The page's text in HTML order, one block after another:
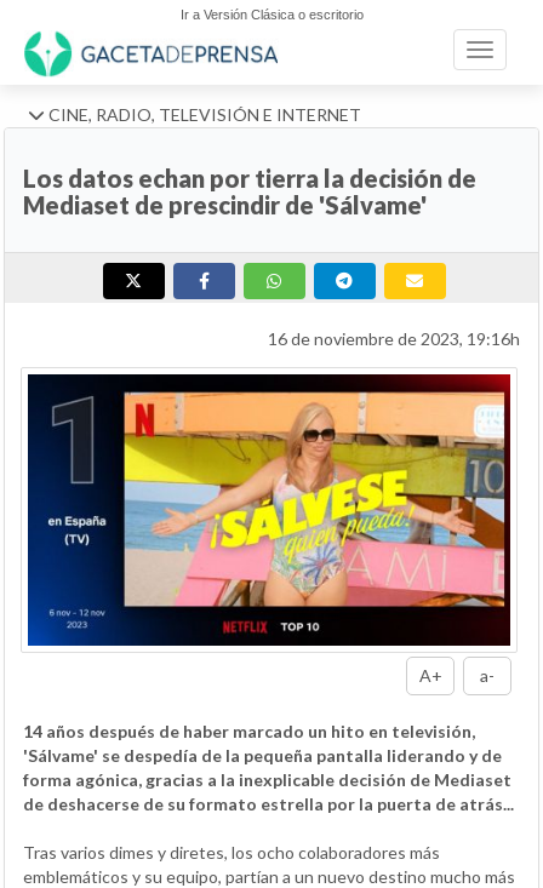
Ir a Versión Clásica o escritorio
Toggle
CINE, RADIO, TELEVISIÓN E INTERNET
Los datos echan por tierra la decisión de
Mediaset de prescindir de 'Sálvame'
16 de noviembre de 2023, 19:16h
A+ a-
14 años después de haber marcado un hito en televisión,
'Sálvame' se despedía de la pequeña pantalla liderando y de
forma agónica, gracias a la inexplicable decisión de Mediaset
de deshacerse de su formato estrella por la puerta de atrás...
Tras varios dimes y diretes, los ocho colaboradores más
emblemáticos y su equipo, partían a un nuevo destino mucho más